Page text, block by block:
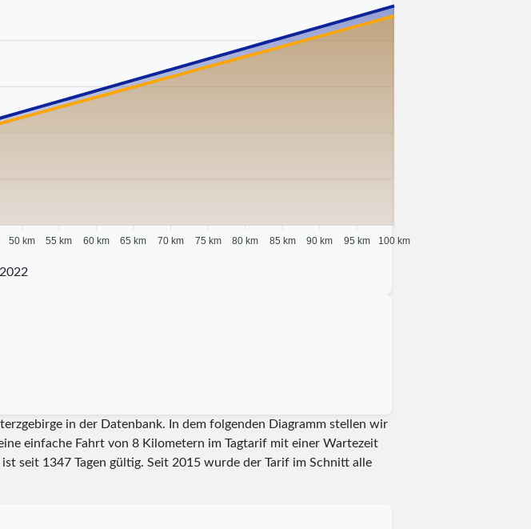
50 km 55 km 60 km 65 km 70 km 75 km 80 km 85 km 90 km 95 km 100 km
in der Datenbank. In dem folgenden Diagramm stellen wir
einfache Fahrt von 8 Kilometern im Tagtarif mit einer Wartezeit
ist seit 1347Tagen gültig. Seit 2015wurde der Tarif im Schnitt alle